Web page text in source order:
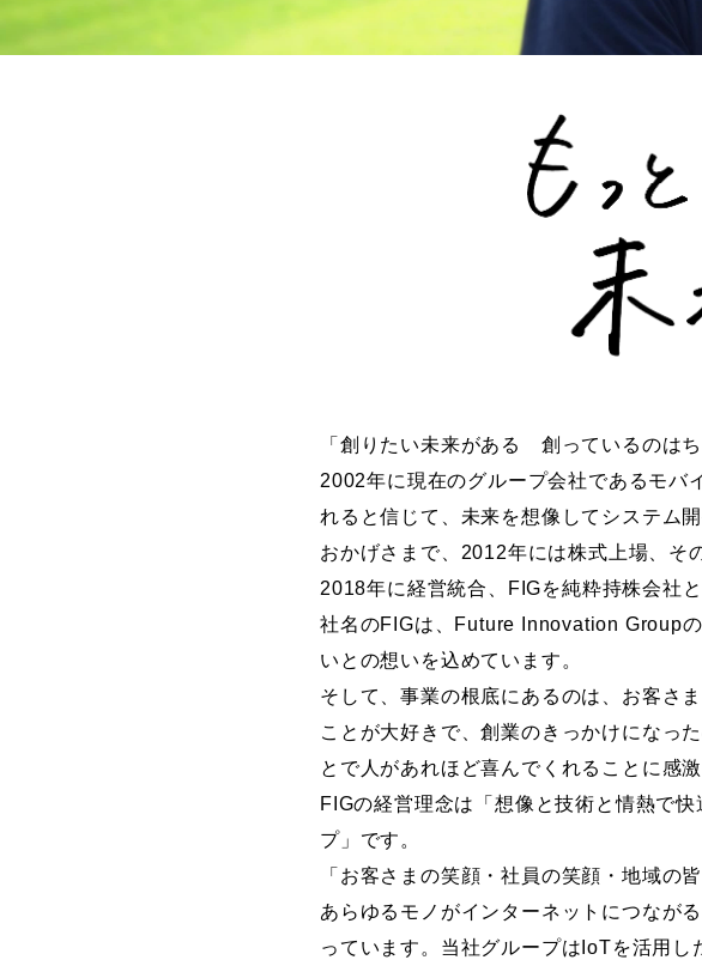
「創りたい未来がある 創っているのは
2002年に現在のグループ会社であるモバ
れると信じて、未来を想像してシステム
おかげさまで、2012年には株式上場、そ
2018年に経営統合、FIGを純粋持株会社
社名のFIGは、Future Innovation Group
いとの想いを込めています。
そして、事業の根底にあるのは、お客さ
ことが大好きで、創業のきっかけになっ
とで人があれほど喜んでくれることに感
FIGの経営理念は「想像と技術と情熱で
プ」です。
「お客さまの笑顔・社員の笑顔・地域の
あらゆるモノがインターネットにつなが
っています。当社グループはIoTを活用